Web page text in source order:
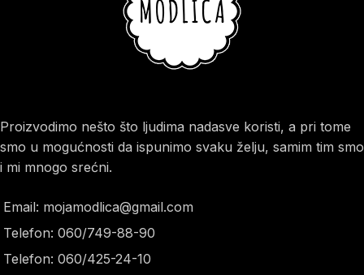
Proizvodimo nešto što ljudima nadasve koristi, a pri tome
smo u mogućnosti da ispunimo svaku želju, samim tim smo
i mi mnogo srećni.
Email: mojamodlica@gmail.com
Telefon: 060/749-88-90
Telefon: 060/425-24-10